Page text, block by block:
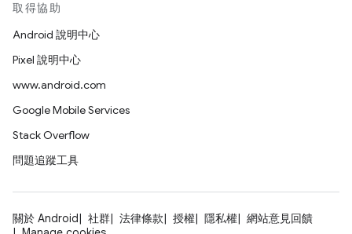
取得協助
Android 說明中心
Pixel 說明中心
www.android.com
Google Mobile Services
Stack Overflow
問題追蹤工具
關於 Android 社群 法律條款 授權 隱私權
網站意見回饋